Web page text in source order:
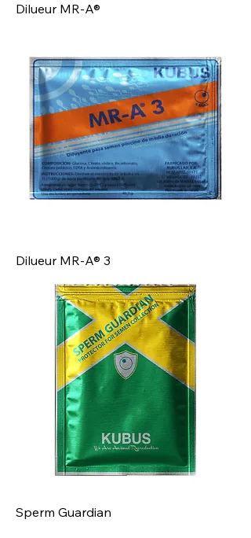
Dilueur MR-A®
Dilueur MR-A® 3
Sperm Guardian